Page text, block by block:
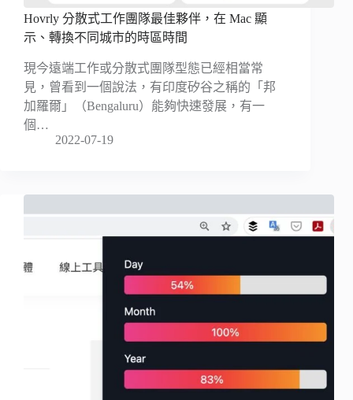
Hovrly 分散式工作團隊最佳夥伴，在 Mac 顯
示、轉換不同城市的時區時間
現今遠端工作或分散式團隊型態已經相當常
見，曾看到一個說法，有印度矽谷之稱的「邦
加羅爾」（Bengaluru）能夠快速發展，有一
個…
2022-07-19